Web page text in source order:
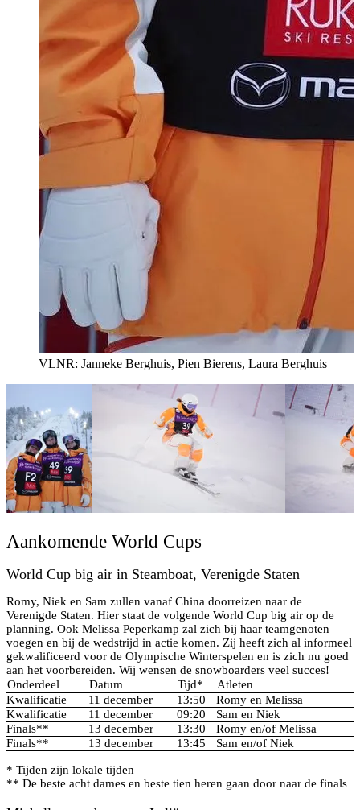
VLNR: Janneke Berghuis, Pien Bierens, Laura Berghuis
Aankomende World Cups
World Cup big air in Steamboat, Verenigde Staten
Romy, Niek en Sam zullen vanaf China doorreizen naar de
Verenigde Staten. Hier staat de volgende World Cup big air op de
planning. Ook Melissa Peperkamp zal zich bij haar teamgenoten
voegen en bij de wedstrijd in actie komen. Zij heeft zich al informeel
gekwalificeerd voor de Olympische Winterspelen en is zich nu goed
aan het voorbereiden. Wij wensen de snowboarders veel succes!
Onderdeel
Datum Tijd*
Atleten
Kwalificatie
11 december 13:50
Romy en Melissa
Kwalificatie
11 december 09:20
Sam en Niek
Finals**
13 december 13:30
Romy en/of Melissa
Finals**
13 december 13:45 Sam en/of Niek
* Tijden zijn lokale tijden
** De beste acht dames en beste tien heren gaan door naar de finals